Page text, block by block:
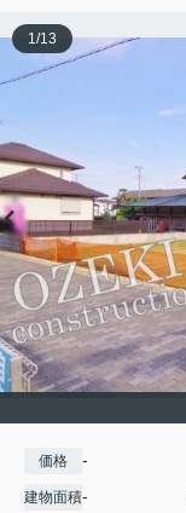
1/13
価格 -
建物面積-